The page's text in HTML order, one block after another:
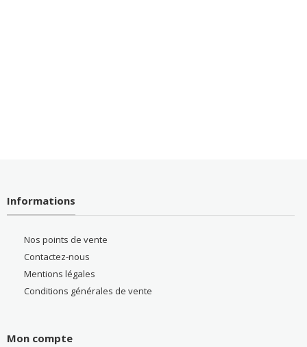
Informations
Nos points de vente
Contactez-nous
Mentions légales
Conditions générales de vente
Mon compte